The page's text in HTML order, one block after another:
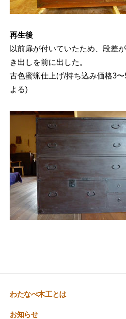
再生後
以前扉が付いていたため、段差
き出しを前に出した。
古色蜜蝋仕上げ/持ち込み価格3
よる)
わたなべ木工とは
お知らせ